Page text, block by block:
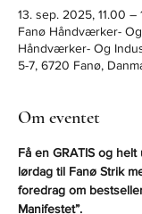
13. sep. 2025, 11.00 –
Fanø Håndværker-
Håndværker- Og
5-7, 6720 Fanø,
Om eventet
Få en GRATIS og
lørdag til Fanø Strik
foredrag om
Manifestet”.